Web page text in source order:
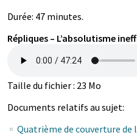
Durée: 47 minutes.
Répliques – L’absolutisme
Taille du fichier : 23 Mo
Documents relatifs au sujet:
Quatrième de couverture de